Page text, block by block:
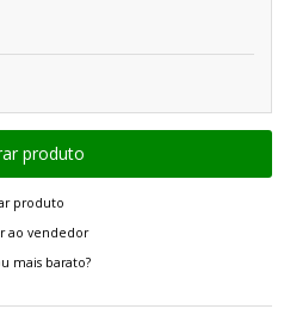
produto
ao vendedor
mais barato?